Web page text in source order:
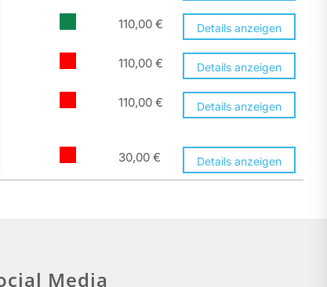
110,00 € Details anzeigen
110,00 € Details anzeigen
110,00 € Details anzeigen
30,00 € Details anzeigen
Media